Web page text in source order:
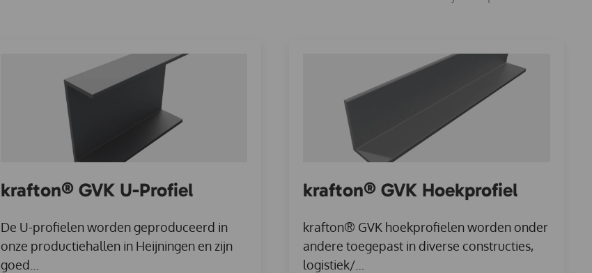
krafton® GVK U-Profiel
De U-profielen worden geproduceerd in
onze productiehallen in Heijningen en zijn
goed…
krafton® GVK Hoekprofiel
krafton® GVK hoekprofielen worden onder
andere toegepast in diverse constructies,
logistiek/…